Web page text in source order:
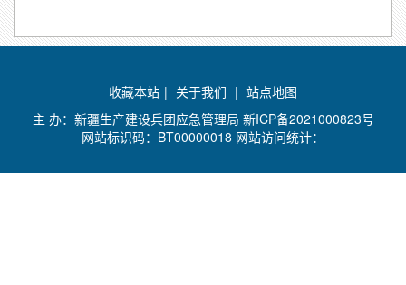
收藏本站 | 关于我们 | 站点地图
主 办：新疆生产建设兵团应急管理局 新ICP备2021000823号
网站标识码：BT00000018 网站访问统计：